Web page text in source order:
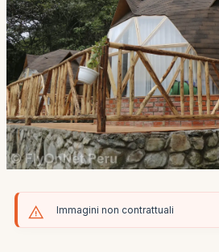
Immagini non contrattuali